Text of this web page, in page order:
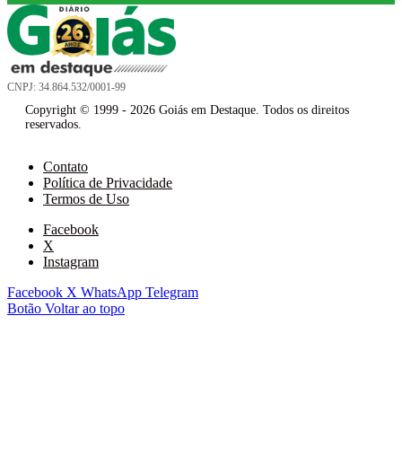
CNPJ: 34.864.532/0001-99
Copyright © 1999 - 2026 Goiás em Destaque. Todos os direitos
reservados.
Contato
Política de Privacidade
Termos de Uso
Facebook
X
Instagram
Facebook X WhatsApp Telegram
Botão Voltar ao topo